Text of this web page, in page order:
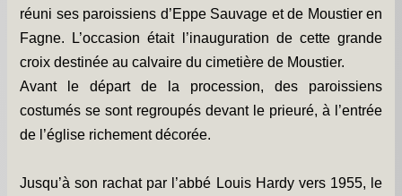
PCS et DICRIM -
Remerciements -
Contact -
réuni ses paroissiens d’Eppe Sauvage et de Moustier en
Fagne. L’occasion était l’inauguration de cette grande
croix destinée au calvaire du cimetière de Moustier.
Avant le départ de la procession, des paroissiens
costumés se sont regroupés devant le prieuré, à l’entrée
de l’église richement décorée.
Jusqu’à son rachat par l’abbé Louis Hardy vers 1955, le